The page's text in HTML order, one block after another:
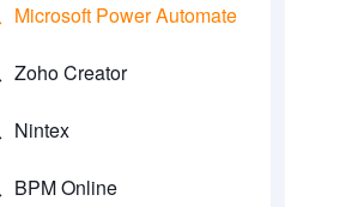
Microsoft Power Automate
Zoho Creator
Nintex
BPM Online